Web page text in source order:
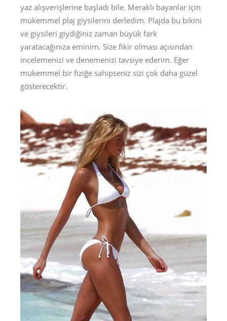
yaz alışverişlerine başladı bile. Meraklı bayanlar için
mükemmel plaj giysilerini derledim. Plajda bu bikini
ve giysileri giydiğiniz zaman büyük fark
yaratacağınıza eminim. Size fikir olması açısından
incelemenizi ve denemenizi tavsiye ederim. Eğer
mükemmel bir fiziğe sahipseniz sizi çok daha güzel
gösterecektir.